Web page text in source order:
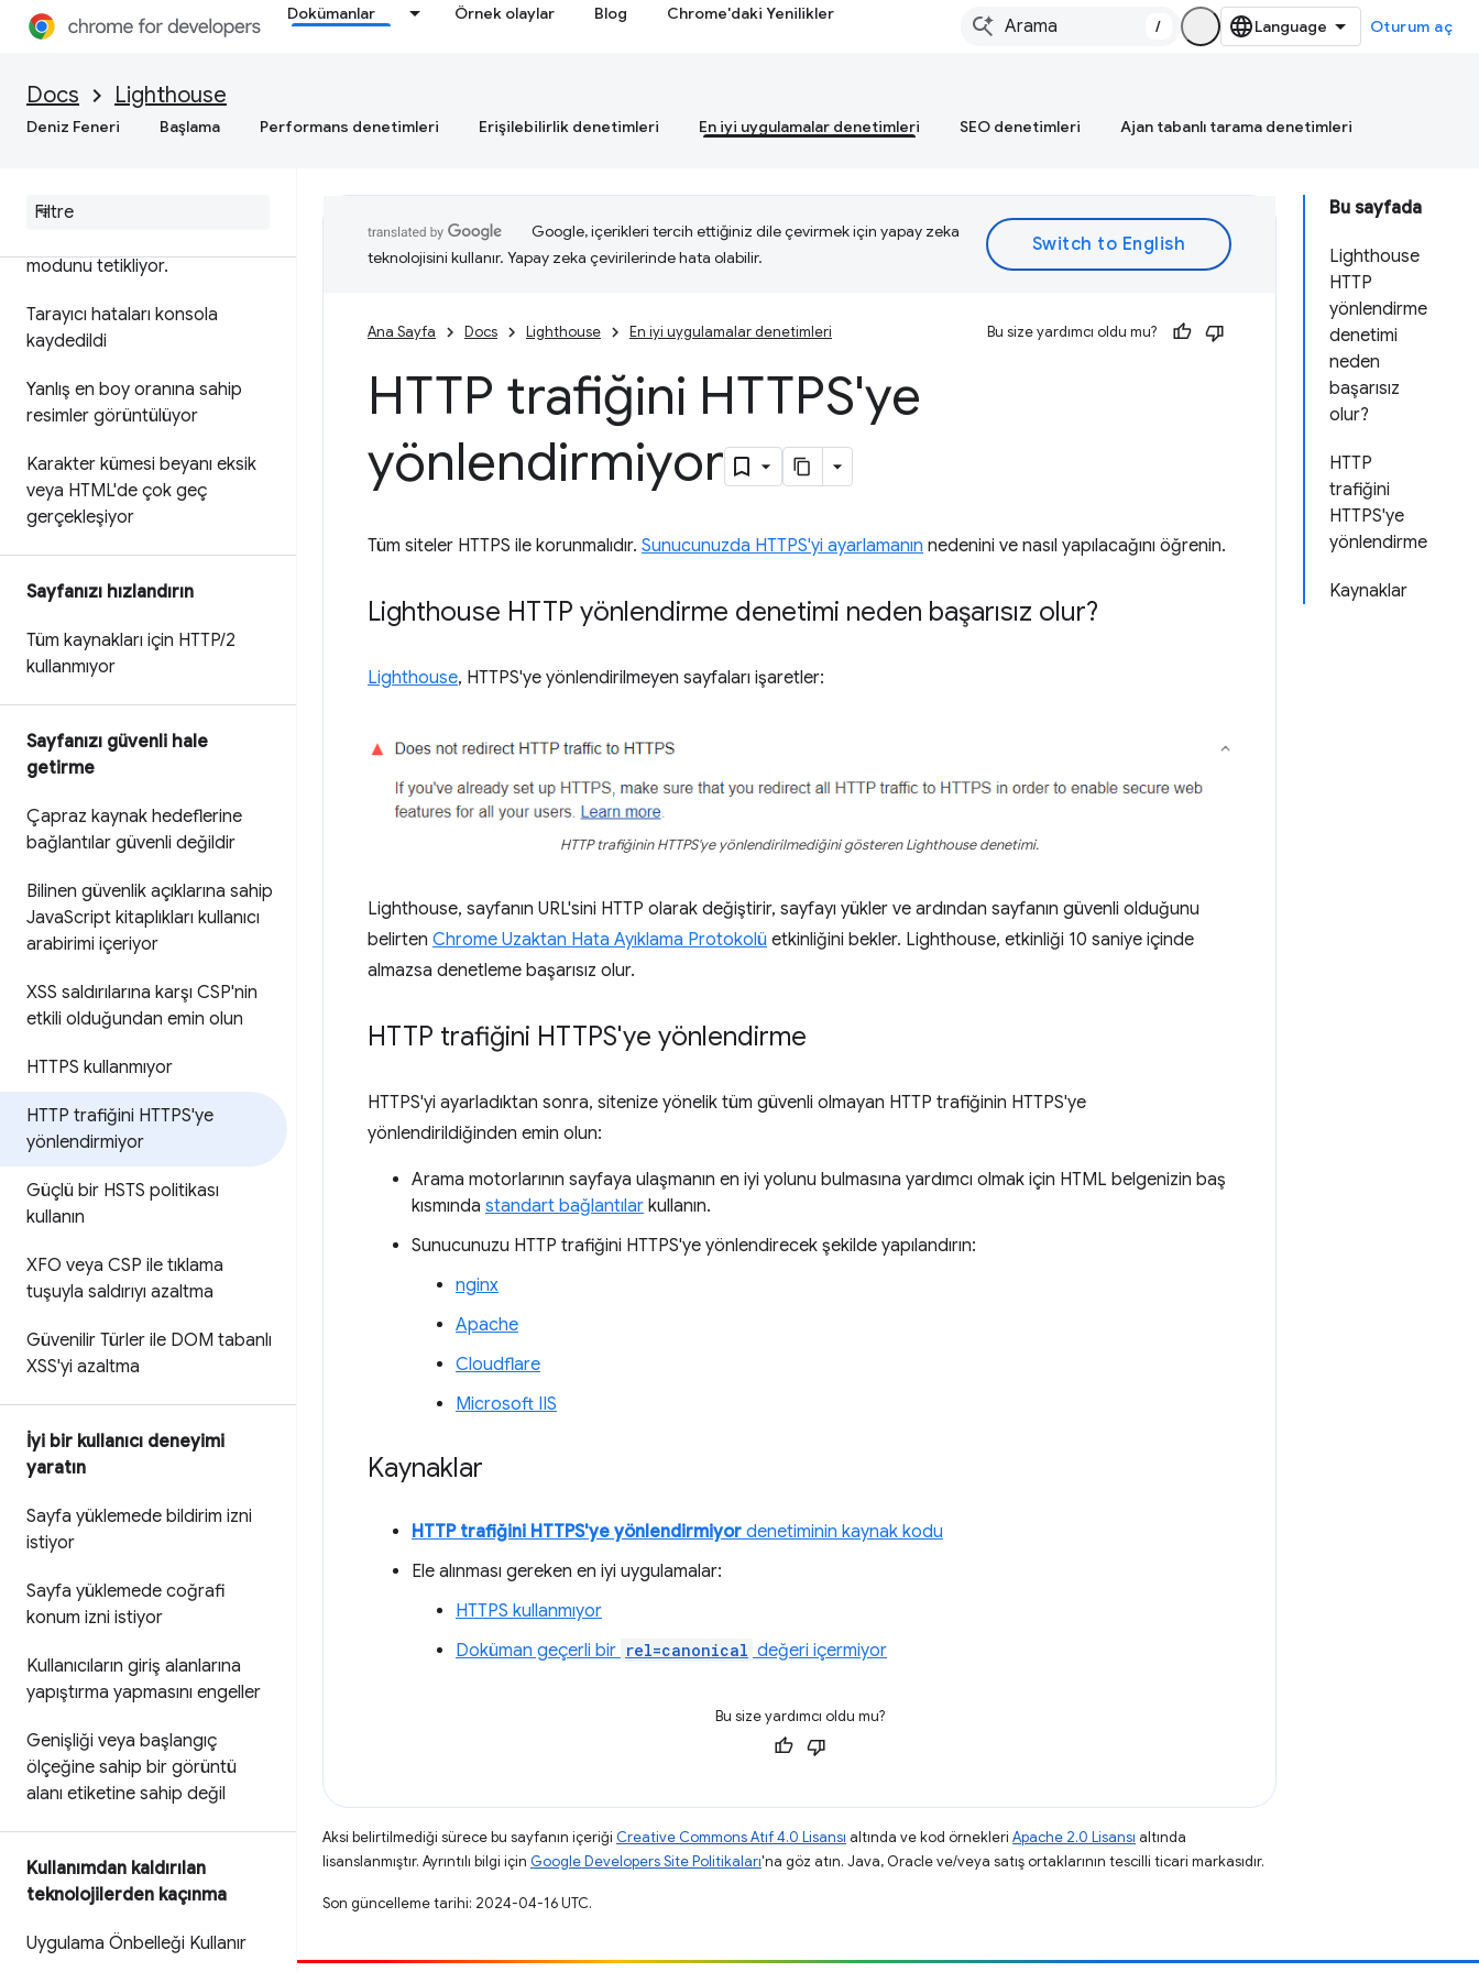
Dokümanlar Örnek olaylar Blog Chrome'daki Yenilikler
/ Oturum aç
Docs Lighthouse
Deniz Feneri Başlama Performans denetimleri Erişilebilirlik denetimleri En iyi uygulamalar denetimleri SEO denetimleri Ajan tabanlı tarama denetimleri
Sayfada HTML DOCTYPE
modunu tetikliyor.
Tarayıcı hataları konsola
kaydedildi
Yanlış en boy oranına sahip
resimler görüntülüyor
Karakter kümesi beyanı eksik
veya HTML'de çok geç
gerçekleşiyor
Sayfanızı hızlandırın
Tüm kaynakları için HTTP/2
kullanmıyor
Sayfanızı güvenli hale
getirme
Çapraz kaynak hedeflerine
bağlantılar güvenli değildir
Bilinen güvenlik açıklarına sahip
JavaScript kitaplıkları kullanıcı
arabirimi içeriyor
XSS saldırılarına karşı CSP'nin
etkili olduğundan emin olun
HTTPS kullanmıyor
HTTP trafiğini HTTPS'ye
yönlendirmiyor
Güçlü bir HSTS politikası
kullanın
XFO veya CSP ile tıklama
tuşuyla saldırıyı azaltma
Güvenilir Türler ile DOM tabanlı
XSS'yi azaltma
İyi bir kullanıcı deneyimi
yaratın
Sayfa yüklemede bildirim izni
istiyor
Sayfa yüklemede coğrafi
konum izni istiyor
Kullanıcıların giriş alanlarına
yapıştırma yapmasını engeller
Genişliği veya başlangıç
ölçeğine sahip bir görüntü
alanı etiketine sahip değil
Kullanımdan kaldırılan
teknolojilerden kaçınma
Uygulama Önbelleği Kullanır
Bu sayfada
Lighthouse
HTTP
yönlendirme
denetimi
neden
başarısız
olur?
HTTP
trafiğini
HTTPS'ye
yönlendirme
Kaynaklar
Google, içerikleri tercih ettiğiniz dile çevirmek için yapay zeka
teknolojisini kullanır. Yapay zeka çevirilerinde hata olabilir.
Ana Sayfa Docs Lighthouse En iyi uygulamalar denetimleri Bu size yardımcı oldu mu?
HTTP trafiğini HTTPS'ye
yönlendirmiyor
Tüm siteler HTTPS ile korunmalıdır. Sunucunuzda HTTPS'yi ayarlamanın nedenini ve nasıl yapılacağını öğrenin.
Lighthouse HTTP yönlendirme denetimi neden başarısız olur?
Lighthouse, HTTPS'ye yönlendirilmeyen sayfaları işaretler:
HTTP trafiğinin HTTPS'ye yönlendirilmediğini gösteren Lighthouse denetimi.
Lighthouse, sayfanın URL'sini HTTP olarak değiştirir, sayfayı yükler ve ardından sayfanın güvenli olduğunu
belirten Chrome Uzaktan Hata Ayıklama Protokolü etkinliğini bekler. Lighthouse, etkinliği 10 saniye içinde
almazsa denetleme başarısız olur.
HTTP trafiğini HTTPS'ye yönlendirme
HTTPS'yi ayarladıktan sonra, sitenize yönelik tüm güvenli olmayan HTTP trafiğinin HTTPS'ye
yönlendirildiğinden emin olun:
Arama motorlarının sayfaya ulaşmanın en iyi yolunu bulmasına yardımcı olmak için HTML belgenizin baş
kısmında standart bağlantılar kullanın.
Sunucunuzu HTTP trafiğini HTTPS'ye yönlendirecek şekilde yapılandırın:
nginx
Apache
Cloudflare
Microsoft IIS
Kaynaklar
HTTP trafiğini HTTPS'ye yönlendirmiyor denetiminin kaynak kodu
Ele alınması gereken en iyi uygulamalar:
HTTPS kullanmıyor
Doküman geçerli bir rel=canonical değeri içermiyor
Bu size yardımcı oldu mu?
Aksi belirtilmediği sürece bu sayfanın içeriği Creative Commons Atıf 4.0 Lisansı altında ve kod örnekleri Apache 2.0 Lisansı altında
lisanslanmıştır. Ayrıntılı bilgi için Google Developers Site Politikaları'na göz atın. Java, Oracle ve/veya satış ortaklarının tescilli ticari markasıdır.
Son güncelleme tarihi: 2024-04-16 UTC.